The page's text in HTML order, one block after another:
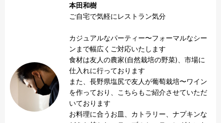
本田和樹
ご自宅で気軽にレストラン気分
カジュアルなパーティー〜フォーマルなシー
ンまで幅広くご対応いたします
食材は友人の農家(自然栽培の野菜)、市場に
仕入れに行っております
また、長野県塩尻で友人が葡萄栽培〜ワイン
を作っており、こちらもご紹介させていただ
いております
お料理に合うお皿、カトラリー、ナプキンな